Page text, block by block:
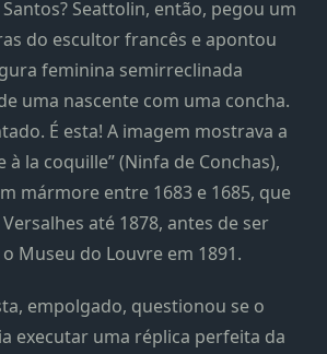
Seattolin, então, pegou um
do escultor francês e apontou
feminina semirreclinada
uma nascente com uma concha.
É esta! A imagem mostrava a
à la coquille” (Ninfa de Conchas),
mármore entre 1683 e 1685, que
até 1878, antes de ser
Museu do Louvre em 1891.
empolgado, questionou se o
executar uma réplica perfeita da